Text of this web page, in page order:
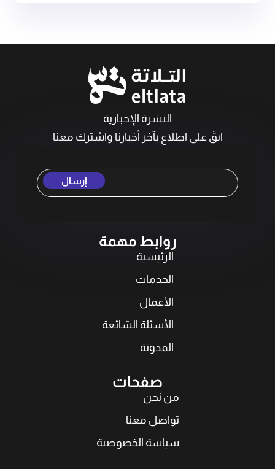
النشرة الإخبارية
ابقَ على اطلاع بآخر أخبارنا واشترك معنا
إرسال
روابط مهمة
الرئيسية
الخدمات
الأعمال
الأسئلة الشائعة
المدونة
صفحات
من نحن
تواصل معنا
سياسة الخصوصية